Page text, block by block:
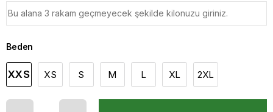
Beden
XXS XS S M L XL 2XL